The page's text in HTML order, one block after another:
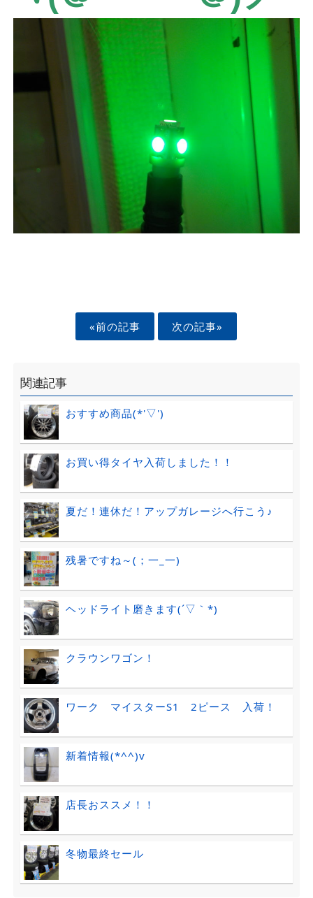
«前の記事 次の記事»
関連記事
おすすめ商品(*'▽')
お買い得タイヤ入荷しました！！
夏だ！連休だ！アップガレージへ行こう♪
残暑ですね～(；一_一)
ヘッドライト磨きます(´▽｀*)
クラウンワゴン！
ワーク マイスターS1 2ピース 入荷！
新着情報(*^^)v
店長おススメ！！
冬物最終セール